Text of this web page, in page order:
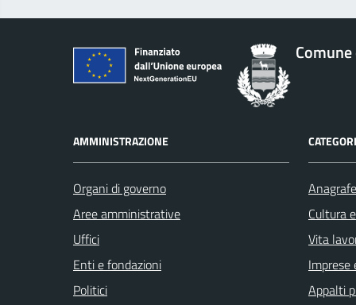
AMMINISTRAZIONE
Organi di governo
Aree amministrative
Uffici
Enti e fondazioni
Politici
Cultura
Vita
Imprese
Appalti